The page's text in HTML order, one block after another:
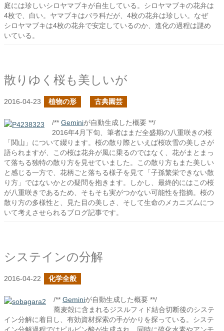
庭には珍しいシロヤマブキが自生している。シロヤマブキの花弁は
4枚で、白い。ヤマブキはバラ科だが、4枚の花弁は珍しい。なぜ
シロヤマブキは4枚の花弁で安定しているのか、進化の過程は謎め
いている。
散りゆく桜も美しいが
2016-04-23 植物の形 古典園芸
/** Geminiが自動生成した概要 **/
2016年4月下旬、筆者はまだ全盛期の八重咲きの桜
「関山」について綴ります。桜の散り際といえば桜吹雪の美しさが
語られますが、この桜は花弁が風に乗るのではなく、花がまとまっ
て落ちる独特の散り方を見せていました。この散り方もまた美しい
と感じる一方で、花柄ごと落ちる様子を見て「子孫繁栄できない散
り方」ではないかとの疑問を抱きます。しかし、最終的にはこの桜
が八重咲きであるため、そもそも実がつかない可能性を指摘。桜の
散り方の多様性と、見た目の美しさ、そして生命のメカニズムにつ
いて考えさせられるブログ記事です。
システインの分解
2016-04-22 化学全般
/** Geminiが自動生成した概要 **/
蕎麦殻に含まれるジスルフィド結合切断後のシステ
イン分解に着目し、有効資材探索の手がかりを探っている。システ